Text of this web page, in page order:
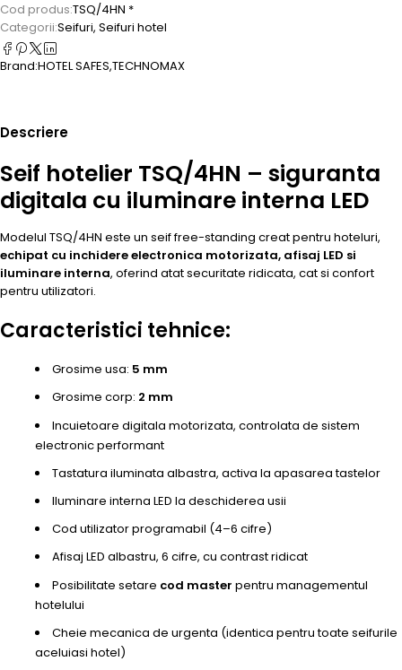
Cod produs:TSQ/4HN *
Categorii:Seifuri, Seifuri hotel
Brand:HOTEL SAFES,TECHNOMAX
Descriere
Seif hotelier TSQ/4HN – siguranta
digitala cu iluminare interna LED
Modelul TSQ/4HN este un seif free-standing creat pentru hoteluri,
echipat cu inchidere electronica motorizata, afisaj LED si
iluminare interna, oferind atat securitate ridicata, cat si confort
pentru utilizatori.
Caracteristici tehnice:
Grosime usa: 5 mm
Grosime corp: 2 mm
Incuietoare digitala motorizata, controlata de sistem
electronic performant
Tastatura iluminata albastra, activa la apasarea tastelor
Iluminare interna LED la deschiderea usii
Cod utilizator programabil (4–6 cifre)
Afisaj LED albastru, 6 cifre, cu contrast ridicat
Posibilitate setare cod master pentru managementul
hotelului
Cheie mecanica de urgenta (identica pentru toate seifurile
aceluiasi hotel)